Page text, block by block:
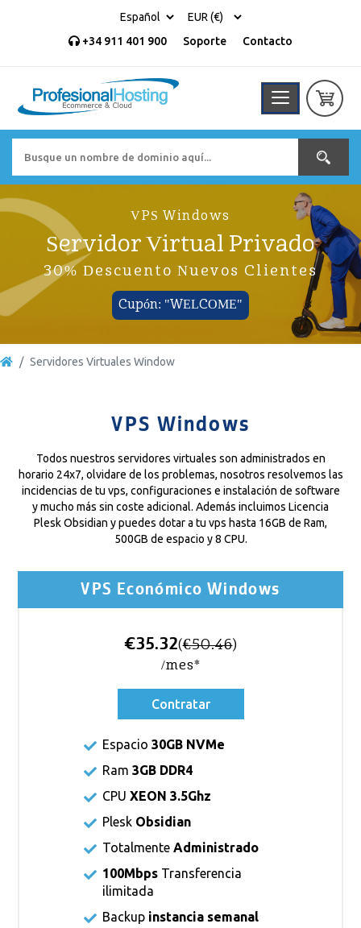
+34 911 401 900 Soporte Contacto
VPS Windows
Servidor Virtual Privado
30% Descuento Nuevos Clientes
Cupón: "WELCOME"
Servidores Virtuales Window
VPS Windows
Todos nuestros servidores virtuales son administrados en
horario 24x7, olvidare de los problemas, nosotros resolvemos las
incidencias de tu vps, configuraciones e instalación de software
y mucho más sin coste adicional. Además incluimos Licencia
Plesk Obsidian y puedes dotar a tu vps hasta 16GB de Ram,
500GB de espacio y 8 CPU.
VPS Económico Windows
€35.32(€50.46)
/mes*
Contratar
Espacio 30GB NVMe
Ram 3GB DDR4
CPU XEON 3.5Ghz
Plesk Obsidian
Totalmente Administrado
100Mbps Transferencia
ilimitada
Backup instancia semanal